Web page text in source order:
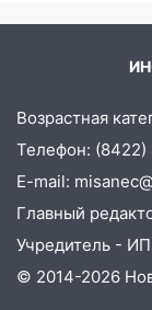
06:00 Под
иномарки
05:00
второй
быть
справиться
03:30
принесет
Возрастная
Телефон:
E-mail:
Главный
Учредитель -
© 2014-2026